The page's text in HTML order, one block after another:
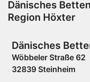
Dänisches
Region Höxter
Dänisches
Wöbbeler Straße 62
32839 Steinheim